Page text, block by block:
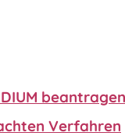
beantragen
Verfahren